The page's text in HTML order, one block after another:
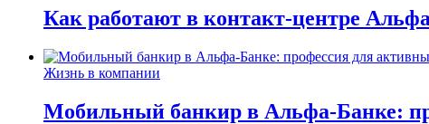
Как работают в контакт-центре
Жизнь в компании
Мобильный банкир в Альфа-Банке: